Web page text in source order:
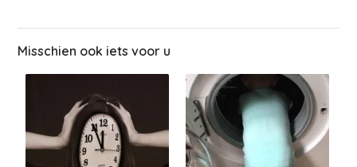
Misschien ook iets voor u